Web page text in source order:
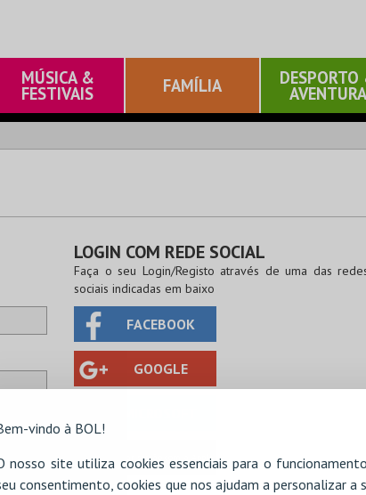
vindo à BOL!
nosso site utiliza cookies essenciais para o
consentimento, cookies que nos ajudam a personalizar a
MÚSICA &
FESTIVAIS FAMÍLIA DESPORTO
AVENTURA
LOGIN COM REDE SOCIAL
Faça o seu Login/Registo através de uma das
sociais indicadas em baixo
FACEBOOK
GOOGLE
Iniciar sessão com a Apple